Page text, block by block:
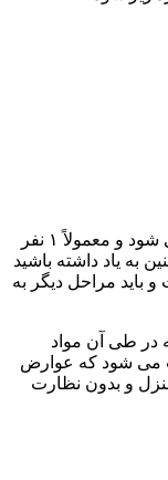
سم زدایی فوق سریع در چند ساعت انجام می شود و معمولاً ۱ نفر
به یاد داشته باشید
باید مراحل دیگر به
در طی آن مواد
می شود که عوارض
و بدون نظارت